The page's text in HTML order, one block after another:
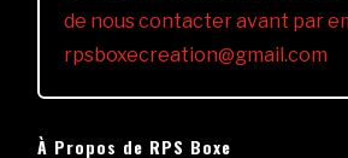
de nous contacter avant par
rpsboxecreation@gmail.com
À Propos de RPS Boxe